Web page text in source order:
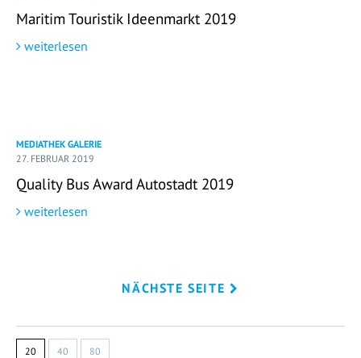
Maritim Touristik Ideenmarkt 2019
weiterlesen
MEDIATHEK GALERIE
27. FEBRUAR 2019
Quality Bus Award Autostadt 2019
weiterlesen
NÄCHSTE SEITE
20 40
80